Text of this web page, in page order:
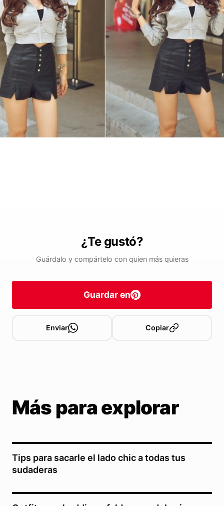
¿Te gustó?
Guárdalo y compártelo con quien más quieras
Guardar en
Enviar Copiar
Más para explorar
Tips para sacarle el lado chic a todas tus
sudaderas